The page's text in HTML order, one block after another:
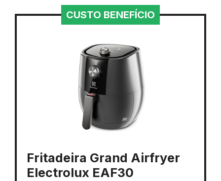
CUSTO BENEFÍCIO
Fritadeira Grand Airfryer
Electrolux EAF30